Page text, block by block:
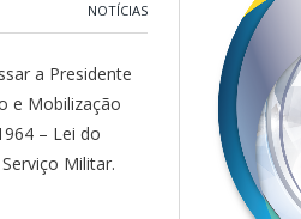
NOTÍCIAS
a Presidente
e Mobilização
– Lei do
Militar.